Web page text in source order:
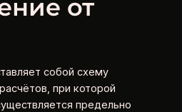
от
собой схему
при которой
предельно